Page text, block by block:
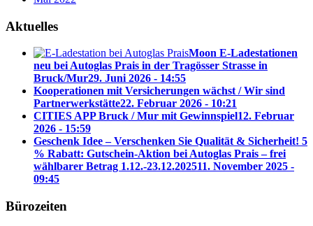
Aktuelles
Moon E-Ladestationen
neu bei Autoglas Prais in der Tragösser Strasse in
Bruck/Mur29. Juni 2026 - 14:55
Kooperationen mit Versicherungen wächst / Wir sind
Partnerwerkstätte22. Februar 2026 - 10:21
CITIES APP Bruck / Mur mit Gewinnspiel12. Februar
2026 - 15:59
Geschenk Idee – Verschenken Sie Qualität & Sicherheit! 5
% Rabatt: Gutschein-Aktion bei Autoglas Prais – frei
wählbarer Betrag 1.12.-23.12.202511. November 2025 -
09:45
Bürozeiten